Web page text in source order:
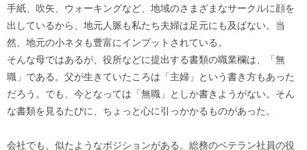
手紙、吹矢、ウォーキングなど、地域のさまざまなサークルに顔を
出しているから、地元人脈も私たち夫婦は足元にも及ばない。当
然、地元の小ネタも豊富にインプットされている。
そんな母ではあるが、役所などに提出する書類の職業欄は、「無
職」である。父が生きていたころは「主婦」という書き方もあった
だろう。でも、今となっては「無職」としか書きようがない。そん
な書類を見るたびに、ちょっと心に引っかかるものがあった。
会社でも、似たようなポジションがある。総務のベテラン社員の役